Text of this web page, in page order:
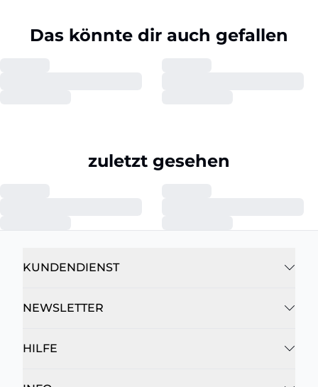
Das könnte dir auch gefallen
zuletzt gesehen
KUNDENDIENST
NEWSLETTER
HILFE